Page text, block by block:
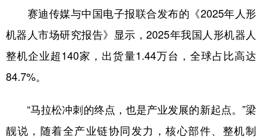
赛迪传媒与中国电子报联合发布的《2025年人形
机器人市场研究报告》显示，2025年我国人形机器人
整机企业超140家，出货量1.44万台，全球占比高达
84.7%。
“马拉松冲刺的终点，也是产业发展的新起点。”梁
靓说，随着全产业链协同发力，核心部件、整机制